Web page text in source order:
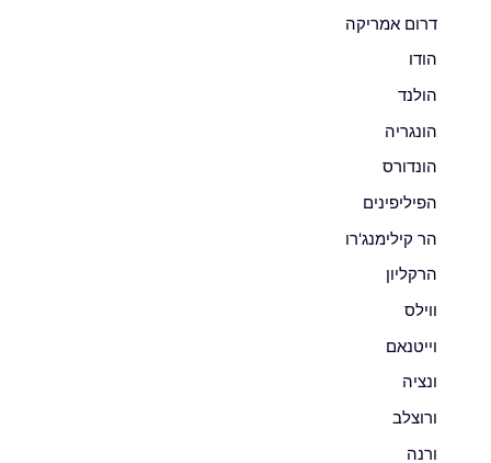
דרום אמריקה
הודו
הולנד
הונגריה
הונדורס
הפיליפינים
הר קילימנג'רו
הרקליון
ווילס
וייטנאם
ונציה
ורוצלב
ורנה